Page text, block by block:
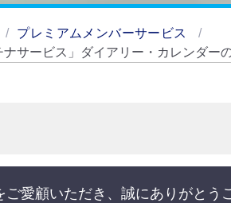
プレミアムメンバーサービス
ナサービス」ダイアリー・カレンダ
愛顧いただき、誠にありがとう